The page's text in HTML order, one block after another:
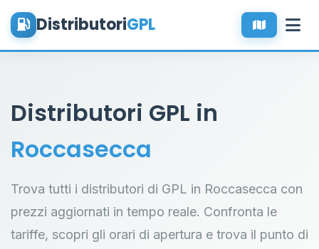
DistributoriGPL
Distributori GPL in
Roccasecca
Trova tutti i distributori di GPL in Roccasecca con
prezzi aggiornati in tempo reale. Confronta le
tariffe, scopri gli orari di apertura e trova il punto di